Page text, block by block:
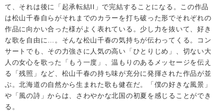
て、それは後に「起承転結II」で完結することになる。この作品
は松山千春自らがそれまでのカラーを打ち破った形でそれぞれの
作品に向かい合った様がよく表れている。少し力を抜いて、好き
な歌を自由に…。そんな松山千春の気持ちが伝わってくる。コン
サートでも、その力強さに人気の高い「ひとりじめ」、切ない大
人の女心を歌った「もう一度」、温もりのあるメッセージを伝え
る「残照」など、松山千春の持ち味が充分に発揮された作品が並
ぶ。北海道の自然から生まれた歌も健在だ。「僕の好きな風景」
や「風の詩」からは、さわやかな北国の初夏を感じることができ
る。